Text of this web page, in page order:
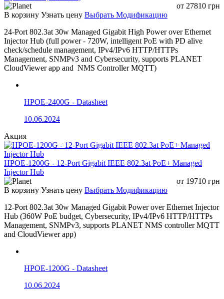
от 27810 грн
В корзину Узнать цену Выбрать Модификацию
24-Port 802.3at 30w Managed Gigabit High Power over Ethernet
Injector Hub (full power - 720W, intelligent PoE with PD alive
check/schedule management, IPv4/IPv6 HTTP/HTTPs
Management, SNMPv3 and Cybersecurity, supports PLANET
CloudViewer app and NMS Controller MQTT)
HPOE-2400G - Datasheet
10.06.2024
Акция
HPOE-1200G - 12-Port Gigabit IEEE 802.3at PoE+ Managed
Injector Hub
от 19710 грн
В корзину Узнать цену Выбрать Модификацию
12-Port 802.3at 30w Managed Gigabit Power over Ethernet Injector
Hub (360W PoE budget, Cybersecurity, IPv4/IPv6 HTTP/HTTPs
Management, SNMPv3, supports PLANET NMS controller MQTT
and CloudViewer app)
HPOE-1200G - Datasheet
10.06.2024